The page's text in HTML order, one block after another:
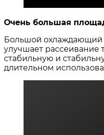
Очень большая
Большой охлаждающий
улучшает рассеивание
стабильную и
длительном